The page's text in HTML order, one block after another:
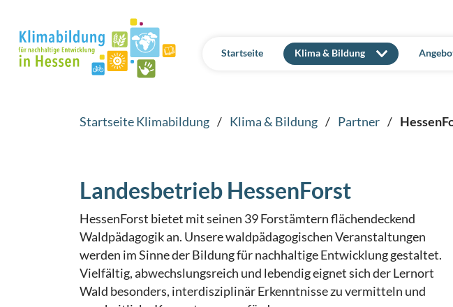
Startseite Klima & Bildung
Startseite Klimabildung / Klima & Bildung / Partner /
Landesbetrieb HessenForst
HessenForst bietet mit seinen 39 Forstämtern flächendeckend
Waldpädagogik an. Unsere waldpädagogischen Veranstaltungen
werden im Sinne der Bildung für nachhaltige Entwicklung gestaltet.
Vielfältig, abwechslungsreich und lebendig eignet sich der Lernort
Wald besonders, interdisziplinär Erkenntnisse zu vermitteln und